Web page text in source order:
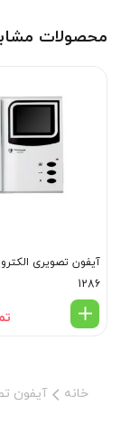
محصولات
آیفون تصویری
1286
خانه آیفون